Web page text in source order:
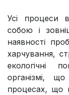
Усі процеси
собою і
наявності
харчування,
екологічні
організмі,
процесах, що